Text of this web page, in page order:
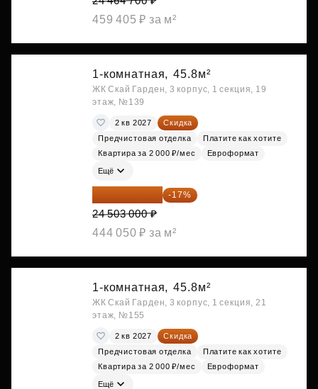
459 405 ₽ за м²
1-комнатная, 45.8м²
ЖК Скай Гарден, 3 корпус, 1 секция, 19
этаж, №139
2 кв 2027
Скидка
Предчистовая отделка
Платите как хотите
Квартира за 2 000 ₽/мес
Евроформат
Ещё
20 337 490 ₽ -17%
24 503 000 ₽
444 050 ₽ за м²
1-комнатная, 45.8м²
ЖК Скай Гарден, 3 корпус, 1 секция, 21
этаж, №155
2 кв 2027
Скидка
Предчистовая отделка
Платите как хотите
Квартира за 2 000 ₽/мес
Евроформат
Ещё